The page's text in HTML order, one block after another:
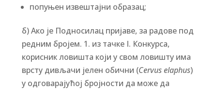
попуњен извештајни образац;
б) Ако је Подносилац пријаве, за радове под
редним бројем. 1. из тачке I. Конкурса,
корисник ловишта који у свом ловишту има
врсту дивљачи јелен обични (Cervus elaphus)
у одговарајућој бројности да може да